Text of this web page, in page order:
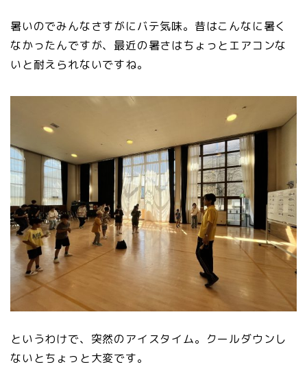
暑いのでみんなさすがにバテ気味。昔はこんなに暑く
なかったんですが、最近の暑さはちょっとエアコンな
いと耐えられないですね。
というわけで、突然のアイスタイム。クールダウンし
ないとちょっと大変です。